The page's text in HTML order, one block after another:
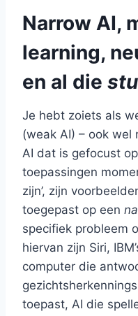
Narrow AI,
learning,
en al die
Je hebt zoiets als
(weak AI) – ook wel
AI dat is gefocust
toepassingen
zijn’, zijn
toegepast op een
specifiek probleem
hiervan zijn Siri,
computer die
toepast, AI die